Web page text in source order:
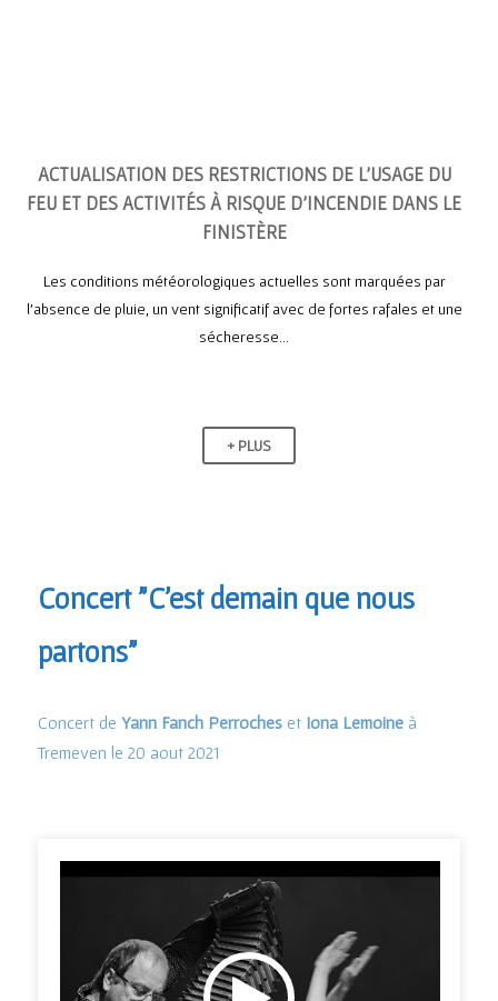
ACTUALISATION DES RESTRICTIONS DE L’USAGE DU
FEU ET DES ACTIVITÉS À RISQUE D’INCENDIE DANS LE
FINISTÈRE
Les conditions météorologiques actuelles sont marquées par
l’absence de pluie, un vent significatif avec de fortes rafales et une
sécheresse...
+ PLUS
Concert "C’est demain que nous
partons"
Concert de Yann Fanch Perrocheset Iona Lemoineà
Tremeven le 20 aout 2021